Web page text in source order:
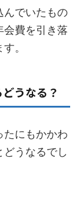
んでいたもの
会費を引き落
。
うなる？
たにもかかわ
うなるでし